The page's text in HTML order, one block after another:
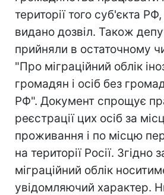
території того суб'єкта
видано дозвіл. Також
прийняли в остаточному
"Про міграційний облік
громадян і осіб без
РФ". Документ спрощує
реєстрації цих осіб за
проживання і по місцю
на території Росії. Згідно
міграційний облік
увідомляючий характер.